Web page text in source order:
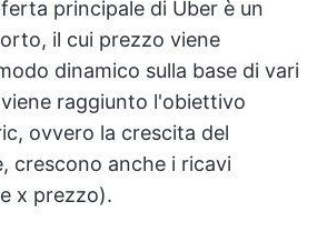
principale di Uber è un
il cui prezzo viene
dinamico sulla base di vari
raggiunto l'obiettivo
ovvero la crescita del
crescono anche i ricavi
x prezzo).